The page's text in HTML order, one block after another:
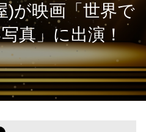
)が映画「世界で
真」に出演！